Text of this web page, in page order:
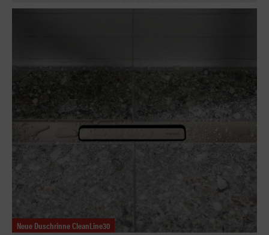
Neue Duschrinne CleanLine30